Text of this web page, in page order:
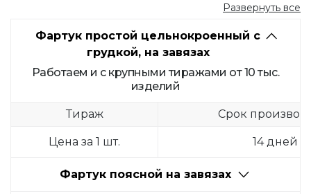
Развернуть все
Фартук простой цельнокроенный с
грудкой, на завязах
Работаем и с крупными тиражами от 10 тыс.
изделий
Тираж Срок
Цена за 1 шт. 14 дней
Фартук поясной на завязах